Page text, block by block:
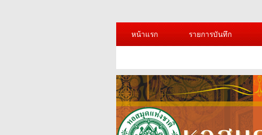
หน้าแรก
รายการบันทึก